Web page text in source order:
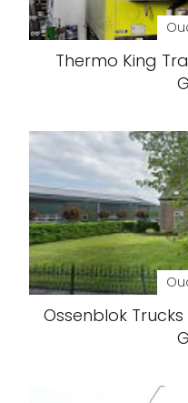
Thermo King
Ossenblok